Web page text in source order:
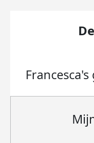
Francesca's